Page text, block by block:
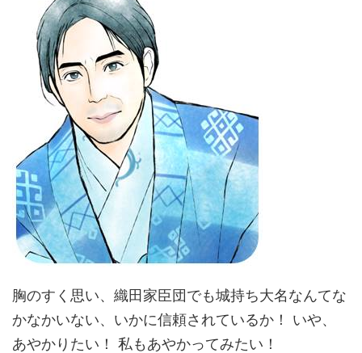
胸のすく思い、織田家臣団でも城持ち大名なんてな
かなかいない、いかに信頼されているか！ いや、
あやかりたい！ 私もあやかってみたい！